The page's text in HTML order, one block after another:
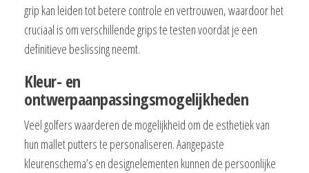
grip kan leiden tot betere controle en vertrouwen, waardoor het
cruciaal is om verschillende grips te testen voordat je een
definitieve beslissing neemt.
Kleur- en
ontwerpaanpassingsmogelijkheden
Veel golfers waarderen de mogelijkheid om de esthetiek van
hun mallet putters te personaliseren. Aangepaste
kleurenschema’s en designelementen kunnen de persoonlijke